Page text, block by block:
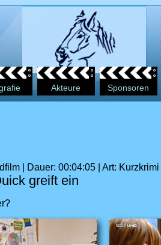
Akteure Sponsoren
| Dauer: 00:04:05 | Art:
greift ein